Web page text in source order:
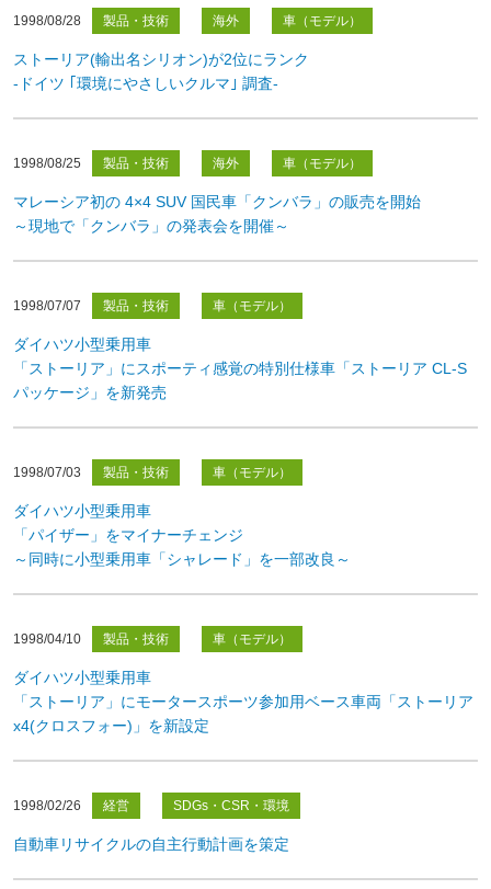
1998/08/28 製品・技術 海外 車（モデル）
ストーリア(輸出名シリオン)が2位にランク
-ドイツ ｢環境にやさしいクルマ｣ 調査-
1998/08/25 製品・技術 海外 車（モデル）
マレーシア初の 4×4 SUV 国民車「クンバラ」の販売を開始
～現地で「クンバラ」の発表会を開催～
1998/07/07 製品・技術 車（モデル）
ダイハツ小型乗用車
「ストーリア」にスポーティ感覚の特別仕様車「ストーリア CL-S
パッケージ」を新発売
1998/07/03 製品・技術 車（モデル）
ダイハツ小型乗用車
「パイザー」をマイナーチェンジ
～同時に小型乗用車「シャレード」を一部改良～
1998/04/10 製品・技術 車（モデル）
ダイハツ小型乗用車
「ストーリア」にモータースポーツ参加用ベース車両「ストーリア
x4(クロスフォー)」を新設定
1998/02/26 経営 SDGs・CSR・環境
自動車リサイクルの自主行動計画を策定